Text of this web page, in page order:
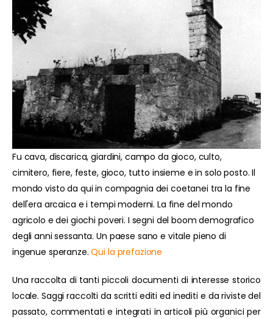
Fu cava, discarica, giardini, campo da gioco, culto,
cimitero, fiere, feste, gioco, tutto insieme e in solo posto. Il
mondo visto da qui in compagnia dei coetanei tra la fine
dell'era arcaica e i tempi moderni. La fine del mondo
agricolo e dei giochi poveri. I segni del boom demografico
degli anni sessanta. Un paese sano e vitale pieno di
ingenue speranze.Qui la prefazione
Una raccolta di tanti piccoli documenti di interesse storico
locale. Saggi raccolti da scritti editi ed inediti e da riviste del
passato, commentati e integrati in articoli più organici per